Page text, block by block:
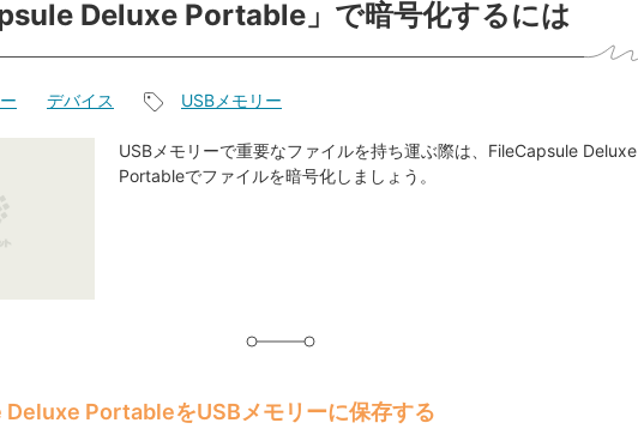
Deluxe Portable」で暗号化するには
デバイス
事
タ
USBメモリー
USBメモリーで重要なファイルを持ち運ぶ際は、FileCapsule Deluxe
Portableでファイルを暗号化しましょう。
PortableをUSBメモリーに保存する